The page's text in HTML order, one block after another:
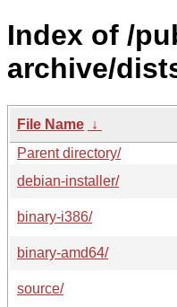
Index of /
archive/
File Name ↓
Parent directory/
debian-installer/
binary-i386/
binary-amd64/
source/